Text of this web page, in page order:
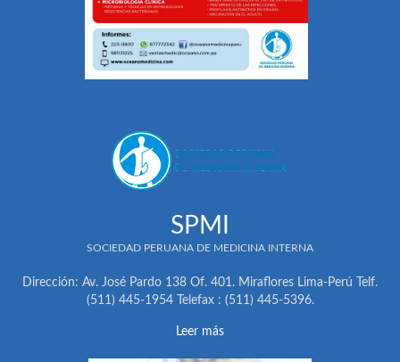
SPMI
SOCIEDAD PERUANA DE MEDICINA INTERNA
Dirección: Av. José Pardo 138 Of. 401. Miraflores Lima-Perú Telf.
(511) 445-1954 Telefax : (511) 445-5396.
Leer más